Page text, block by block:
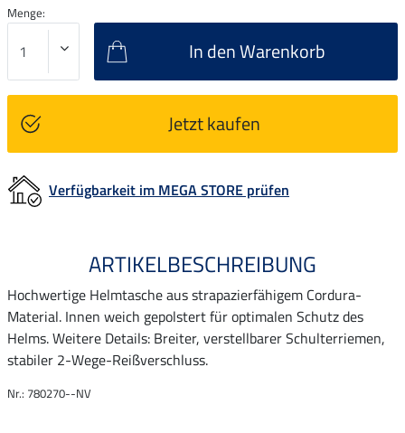
Menge:
In den Warenkorb
Jetzt kaufen
Verfügbarkeit im MEGA STORE prüfen
ARTIKELBESCHREIBUNG
Hochwertige Helmtasche aus strapazierfähigem Cordura-
Material. Innen weich gepolstert für optimalen Schutz des
Helms. Weitere Details: Breiter, verstellbarer Schulterriemen,
stabiler 2-Wege-Reißverschluss.
Nr.: 780270--NV